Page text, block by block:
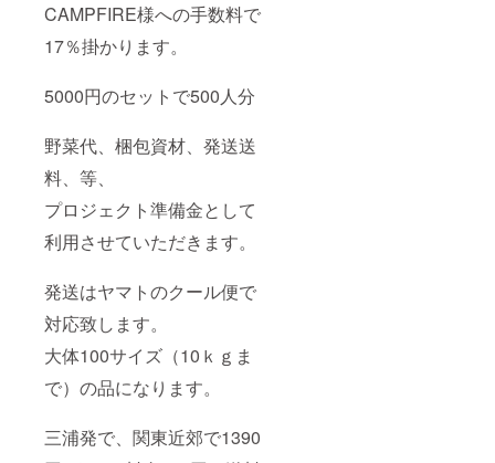
CAMPFIRE様への手数料で
17％掛かります。
5000円のセットで500人分
野菜代、梱包資材、発送送
料、等、
プロジェクト準備金として
利用させていただきます。
発送はヤマトのクール便で
対応致します。
大体100サイズ（10ｋｇま
で）の品になります。
三浦発で、関東近郊で1390